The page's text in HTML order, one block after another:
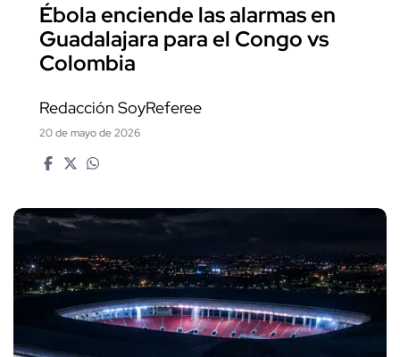
Ébola enciende las alarmas en
Guadalajara para el Congo vs
Colombia
Redacción SoyReferee
20 de mayo de 2026